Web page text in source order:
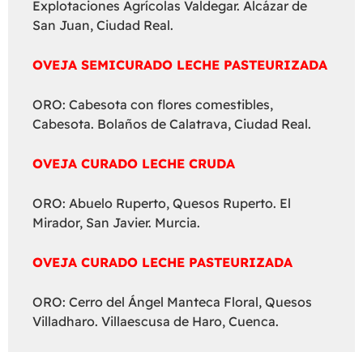
Explotaciones Agrícolas Valdegar. Alcázar de
San Juan, Ciudad Real.
OVEJA SEMICURADO LECHE PASTEURIZADA
ORO: Cabesota con flores comestibles,
Cabesota. Bolaños de Calatrava, Ciudad Real.
OVEJA CURADO LECHE CRUDA
ORO: Abuelo Ruperto, Quesos Ruperto. El
Mirador, San Javier. Murcia.
OVEJA CURADO LECHE PASTEURIZADA
ORO: Cerro del Ángel Manteca Floral, Quesos
Villadharo. Villaescusa de Haro, Cuenca.